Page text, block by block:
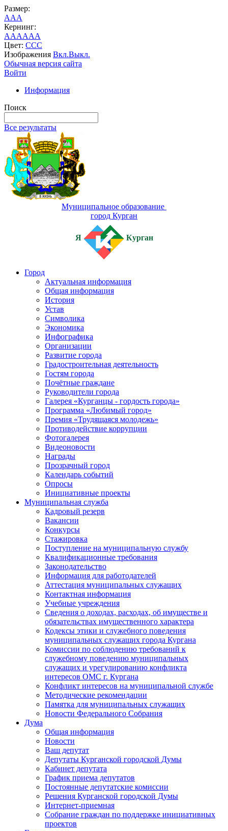
Размер:
AAA
Кернинг:
AAAAAA
Цвет: CCC
Изображения Вкл.Выкл.
Обычная версия сайта
Войти
Информация
Поиск
Все результаты
Муниципальное образование
город Курган
Я Курган
Город
Актуальная информация
Общая информация
История
Устав
Символика
Экономика
Инфографика
Организации
Развитие города
Градостроительная деятельность
Гостям города
Почётные граждане
Руководители города
Галерея «Курганцы - гордость города»
Программа «Любимый город»
Премия «Трудящаяся молодежь»
Противодействие коррупции
Фотогалерея
Видеоновости
Награды
Прозрачный город
Календарь событий
Опросы
Инициативные проекты
Муниципальная служба
Кадровый резерв
Вакансии
Конкурсы
Стажировка
Поступление на муниципальную службу
Квалификационные требования
Законодательство
Информация для работодателей
Аттестация муниципальных служащих
Контактная информация
Учебные учреждения
Сведения о доходах, расходах, об имуществе и
обязательствах имущественного характера
Кодексы этики и служебного поведения
муниципальных служащих города Кургана
Комиссии по соблюдению требований к
служебному поведению муниципальных
служащих и урегулированию конфликта
интересов ОМС г. Кургана
Конфликт интересов на муниципальной службе
Методические рекомендации
Памятка для муниципальных служащих
Новости Федерального Cобрания
Дума
Общая информация
Новости
Ваш депутат
Депутаты Курганской городской Думы
Кабинет депутата
График приема депутатов
Постоянные депутатские комиссии
Решения Курганской городской Думы
Интернет-приемная
Собрание граждан по поддержке инициативных
проектов